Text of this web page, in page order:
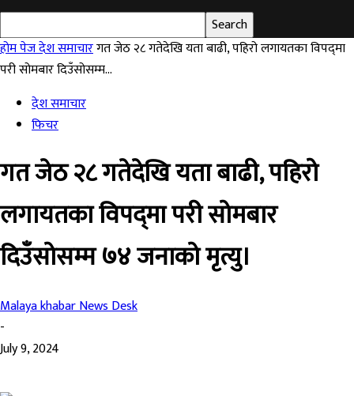
होम पेजदेश समाचारगत जेठ २८ गतेदेखि यता बाढी, पहिरो लगायतका विपद्‍मा
परी सोमबार दिउँसोसम्म...
देश समाचार
फिचर
गत जेठ २८ गतेदेखि यता बाढी, पहिरो
लगायतका विपद्‍मा परी सोमबार
दिउँसोसम्म ७४ जनाको मृत्यु।
Malaya khabar News Desk
-
July 9, 2024